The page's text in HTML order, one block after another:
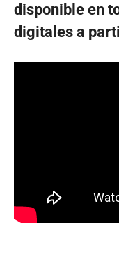
disponible en
digitales a